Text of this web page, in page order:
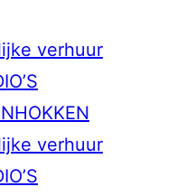
verhuur
verhuur